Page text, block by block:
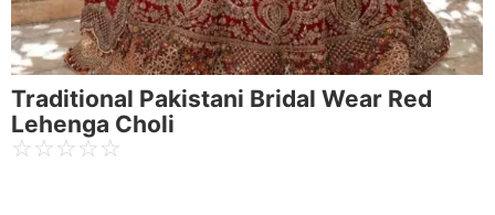
Traditional Pakistani Bridal Wear Red
Lehenga Choli
☆☆☆☆☆